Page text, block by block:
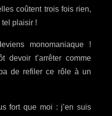
coûtent trois fois rien,
plaisir !
monomaniaque !
devoir t’arrêter comme
de refiler ce rôle à un
fort que moi : j’en suis